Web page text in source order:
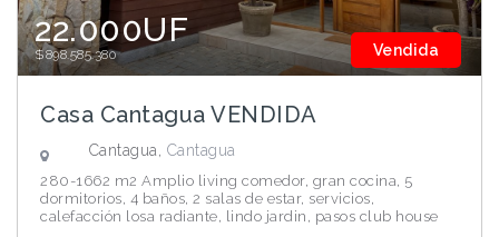
Vendida
22.000UF
$898.585.380
Casa Cantagua VENDIDA
Cantagua, Cantagua
280-1662 m2 Amplio living comedor, gran cocina, 5
dormitorios, 4 baños, 2 salas de estar, servicios,
calefacción losa radiante, lindo jardin, pasos club house